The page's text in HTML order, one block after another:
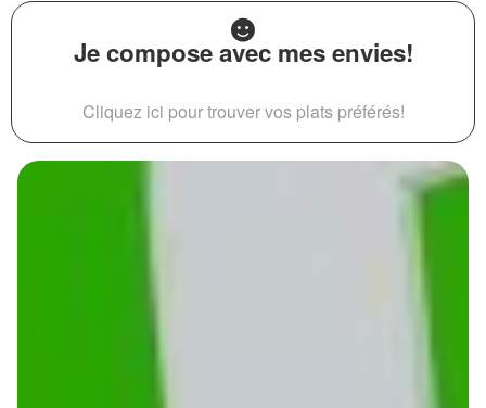
Je compose avec mes envies!
Cliquez ici pour trouver vos plats préférés!